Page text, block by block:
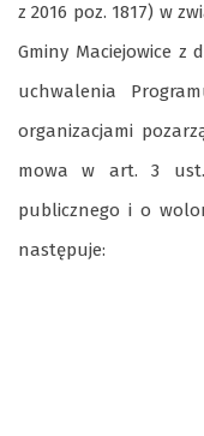
z 2016 poz. 1817) w
Gminy Maciejowice z
uchwalenia
organizacjami
mowa w art. 3
publicznego i o
następuje: